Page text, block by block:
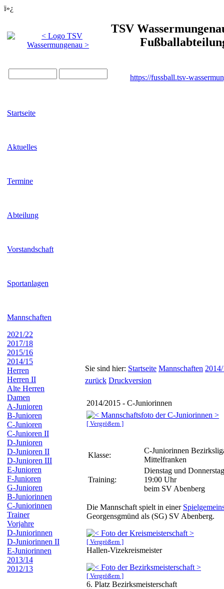
ï»¿
TSV
https://fussball.tsv-
Startseite
Aktuelles
Termine
Abteilung
Vorstandschaft
Sportanlagen
Mannschaften
2021/22
2017/18
2015/16
2014/15
Herren
Herren II
Alte Herren
Damen
A-Junioren
B-Junioren
C-Junioren
C-Junioren II
D-Junioren
D-Junioren II
D-Junioren III
E-Junioren
F-Junioren
G-Junioren
B-Juniorinnen
C-Juniorinnen
Trainer
Vorjahre
D-Juniorinnen
D-Juniorinnen II
E-Juniorinnen
2013/14
2012/13
Sie sind hier: Startseite Mannschaften
zurück Druckversion
2014/2015 - C-Juniorinnen
[ Vergrößern ]
Klasse:
C-Juniorinnen
Mittelfranken
Training:
Dienstag und
19:00 Uhr
beim SV Abenberg
Die Mannschaft spielt in einer
Georgensgmünd als (SG) SV Abenberg.
[ Vergrößern ]
Hallen-Vizekreismeister
[ Vergrößern ]
6. Platz Bezirksmeisterschaft